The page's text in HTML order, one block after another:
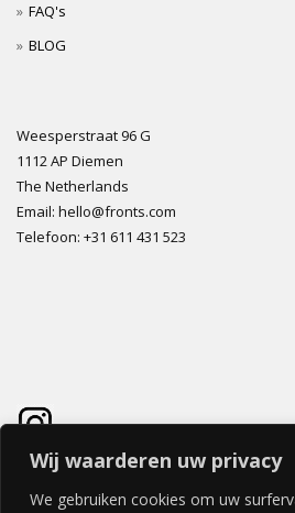
Wij waarderen uw privacy
We gebruiken cookies om uw
FAQ's
BLOG
Weesperstraat 96 G
1112 AP Diemen
The Netherlands
Email: hello@fronts.com
Telefoon: +31 611 431 523